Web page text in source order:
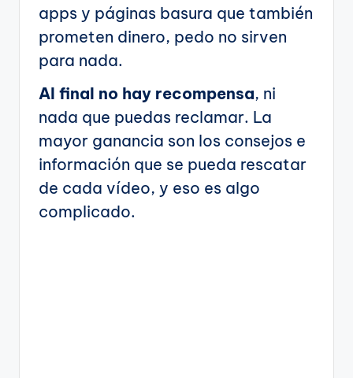
apps y páginas basura que también
prometen dinero, pedo no sirven
para nada.
Al final no hay recompensa, ni
nada que puedas reclamar. La
mayor ganancia son los consejos e
información que se pueda rescatar
de cada vídeo, y eso es algo
complicado.